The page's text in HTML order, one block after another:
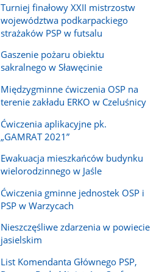
Turniej finałowy XXII mistrzostw
województwa podkarpackiego
strażaków PSP w futsalu
Gaszenie pożaru obiektu
sakralnego w Sławęcinie
Międzygminne ćwiczenia OSP na
terenie zakładu ERKO w Czeluśnicy
Ćwiczenia aplikacyjne pk.
„GAMRAT 2021”
Ewakuacja mieszkańców budynku
wielorodzinnego w Jaśle
Ćwiczenia gminne jednostek OSP i
PSP w Warzycach
Nieszczęśliwe zdarzenia w powiecie
jasielskim
List Komendanta Głównego PSP,